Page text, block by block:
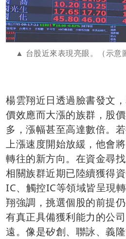
台股近來表現亮眼。（示意
楊雲翔近日透過臉書發文
價效應而大漲的族群，股
多，漲幅甚至高達數倍。
上漲速度開始放緩，他會
轉往的新方向。在資金尋
相關族群近期已陸續獲得
IC、觸控IC等領域皆呈現
翔強調，挑選個股的前提
有真正具備獲利能力的公
遠。像是矽創、聯詠、義